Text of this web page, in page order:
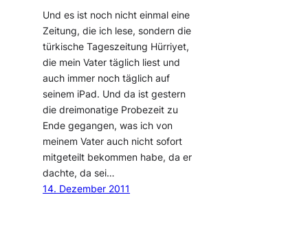
Und es ist noch nicht einmal eine
Zeitung, die ich lese, sondern die
türkische Tageszeitung Hürriyet,
die mein Vater täglich liest und
auch immer noch täglich auf
seinem iPad. Und da ist gestern
die dreimonatige Probezeit zu
Ende gegangen, was ich von
meinem Vater auch nicht sofort
mitgeteilt bekommen habe, da er
dachte, da sei…
14. Dezember 2011